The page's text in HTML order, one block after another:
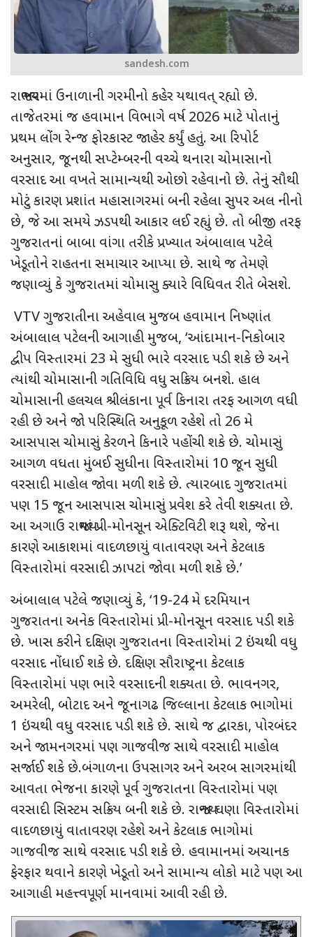
sandesh.com
રાજ્યભરમાં ઉનાળાની ગરમીનો કહેર યથાવત્ રહ્યો છે.
તાજેતરમાં જ હવામાન વિભાગે વર્ષ 2026 માટે પોતાનું
પ્રથમ લોંગ રેન્જ ફોરકાસ્ટ જાહેર કર્યું હતું. આ રિપોર્ટ
અનુસાર, જૂનથી સપ્ટેમ્બરની વચ્ચે થનારા ચોમાસાનો
વરસાદ આ વખતે સામાન્યથી ઓછો રહેવાનો છે. તેનું સૌથી
મોટું કારણ પ્રશાંત મહાસાગરમાં બની રહેલા સુપર અલ નીનો
છે, જે આ સમયે ઝડપથી આકાર લઈ રહ્યું છે. તો બીજી તરફ
ગુજરાતનાં બાબા વાંગા તરીકે પ્રખ્યાત અંબાલાલ પટેલે
ખેડૂતોને રાહતના સમાચાર આપ્યા છે. સાથે જ તેમણે
જણાવ્યું કે ગુજરાતમાં ચોમાસુ ક્યારે વિધિવત રીતે બેસશે.
VTVગુજરાતીના અહેવાલ મુજબ હવામાન નિષ્ણાંત
અંબાલાલ પટેલની આગાહી મુજબ, ‘આંદામાન-નિકોબાર
દ્વીપ વિસ્તારમાં 23 મે સુધી ભારે વરસાદ પડી શકે છે અને
ત્યાંથી ચોમાસાની ગતિવિધિ વધુ સક્રિય બનશે. હાલ
ચોમાસાની હલચલ શ્રીલંકાના પૂર્વ કિનારા તરફ આગળ વધી
રહી છે અને જો પરિસ્થિતિ અનુકૂળ રહેશે તો 26 મે
આસપાસ ચોમાસું કેરળને કિનારે પહોંચી શકે છે. ચોમાસું
આગળ વધતા મુંબઈ સુધીના વિસ્તારોમાં 10 જૂન સુધી
વરસાદી માહોલ જોવા મળી શકે છે. ત્યારબાદ ગુજરાતમાં
પણ 15 જૂન આસપાસ ચોમાસું પ્રવેશ કરે તેવી શક્યતા છે.
આ અગાઉ રાજ્યમાં પ્રી-મોનસૂન એક્ટિવિટી શરૂ થશે, જેના
કારણે આકાશમાં વાદળછાયું વાતાવરણ અને કેટલાક
વિસ્તારોમાં વરસાદી ઝાપટાં જોવા મળી શકે છે.’
અંબાલાલ પટેલે જણાવ્યું કે, ‘19-24મે દરમિયાન
ગુજરાતના અનેક વિસ્તારોમાં પ્રી-મોનસૂન વરસાદ પડી શકે
છે. ખાસ કરીને દક્ષિણ ગુજરાતના વિસ્તારોમાં 2 ઇંચથી વધુ
વરસાદ નોંધાઈ શકે છે. દક્ષિણ સૌરાષ્ટ્રના કેટલાક
વિસ્તારોમાં પણ ભારે વરસાદની શક્યતા છે. ભાવનગર,
અમરેલી, બોટાદ અને જૂનાગઢ જિલ્લાના કેટલાક ભાગોમાં
1 ઇંચથી વધુ વરસાદ પડી શકે છે. સાથે જ દ્વારકા, પોરબંદર
અને જામનગરમાં પણ ગાજવીજ સાથે વરસાદી માહોલ
સર્જાઈ શકે છે.બંગાળના ઉપસાગર અને અરબ સાગરમાંથી
આવતા ભેજના કારણે પૂર્વ ગુજરાતના વિસ્તારોમાં પણ
વરસાદી સિસ્ટમ સક્રિય બની શકે છે. રાજ્યના ઘણા વિસ્તારોમાં
વાદળછાયું વાતાવરણ રહેશે અને કેટલાક ભાગોમાં
ગાજવીજ સાથે વરસાદ પડી શકે છે. હવામાનમાં અચાનક
ફેરફાર થવાને કારણે ખેડૂતો અને સામાન્ય લોકો માટે પણ આ
આગાહી મહત્ત્વપૂર્ણ માનવામાં આવી રહી છે.